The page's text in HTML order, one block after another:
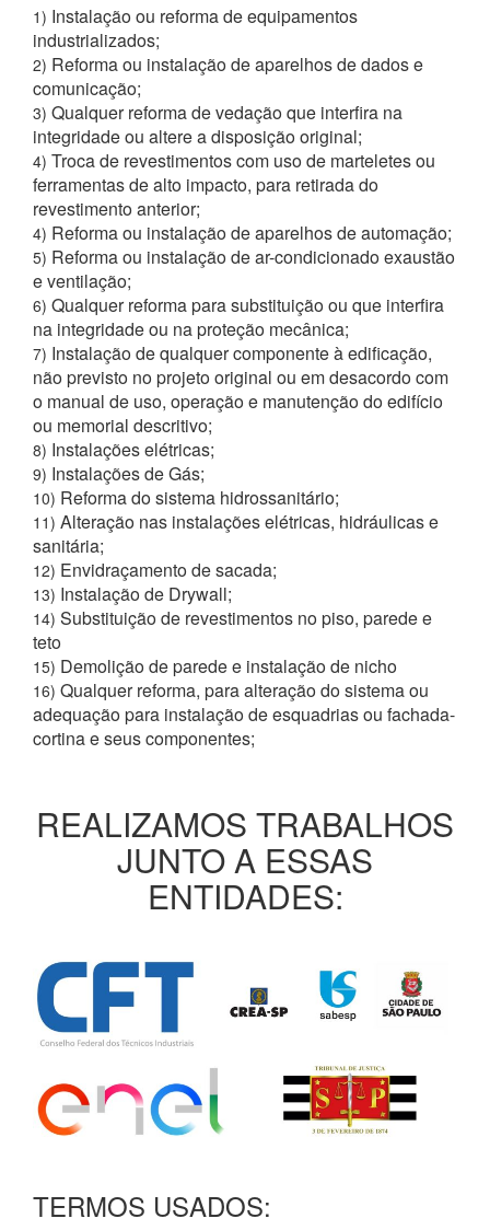
1) Instalação ou reforma de equipamentos
industrializados;
2) Reforma ou instalação de aparelhos de dados e
comunicação;
3) Qualquer reforma de vedação que interfira na
integridade ou altere a disposição original;
4) Troca de revestimentos com uso de marteletes ou
ferramentas de alto impacto, para retirada do
revestimento anterior;
4) Reforma ou instalação de aparelhos de automação;
5) Reforma ou instalação de ar-condicionado exaustão
e ventilação;
6) Qualquer reforma para substituição ou que interfira
na integridade ou na proteção mecânica;
7) Instalação de qualquer componente à edificação,
não previsto no projeto original ou em desacordo com
o manual de uso, operação e manutenção do edifício
ou memorial descritivo;
8) Instalações elétricas;
9) Instalações de Gás;
10) Reforma do sistema hidrossanitário;
11) Alteração nas instalações elétricas, hidráulicas e
sanitária;
12) Envidraçamento de sacada;
13) Instalação de Drywall;
14) Substituição de revestimentos no piso, parede e
teto
15) Demolição de parede e instalação de nicho
16) Qualquer reforma, para alteração do sistema ou
adequação para instalação de esquadrias ou fachada-
cortina e seus componentes;
REALIZAMOS TRABALHOS
JUNTO A ESSAS
ENTIDADES:
TERMOS USADOS: